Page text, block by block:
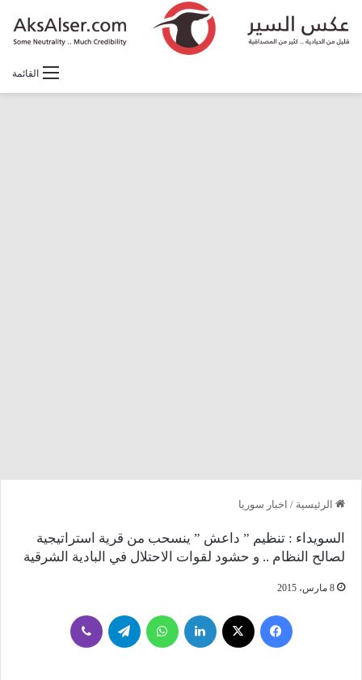
القائمة
الرئيسية / اخبار سوريا
السويداء : تنظيم ” داعش ” ينسحب من قرية استراتيجية
لصالح النظام .. و حشود لقوات الاحتلال في البادية الشرقية
8 مارس، 2015
فيسبوك لينكدإن واتساب تيلقرام